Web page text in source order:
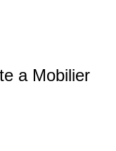
a Mobilier